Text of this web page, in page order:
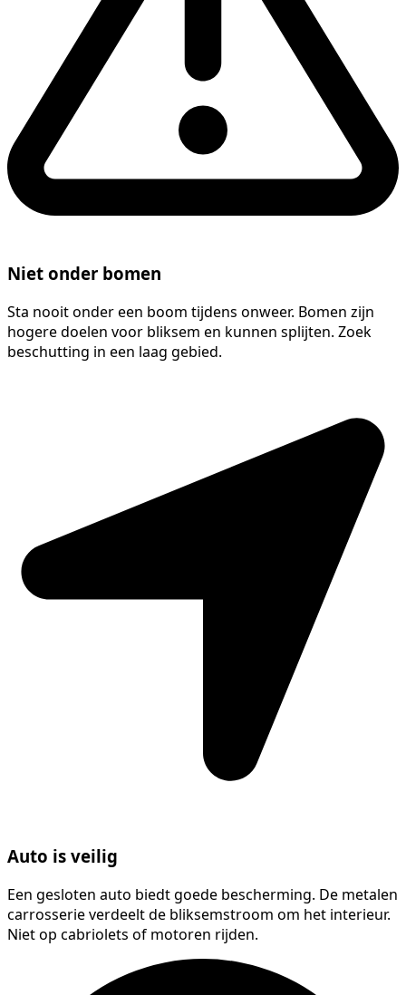
Niet onder bomen
Sta nooit onder een boom tijdens onweer. Bomen zijn
hogere doelen voor bliksem en kunnen splijten. Zoek
beschutting in een laag gebied.
Auto is veilig
Een gesloten auto biedt goede bescherming. De metalen
carrosserie verdeelt de bliksemstroom om het interieur.
Niet op cabriolets of motoren rijden.